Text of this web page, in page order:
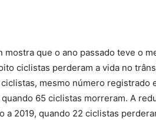
mostra que o ano passado teve o
ciclistas perderam a vida no
mesmo número registrado
65 ciclistas morreram. A
a 2019, quando 22 ciclistas